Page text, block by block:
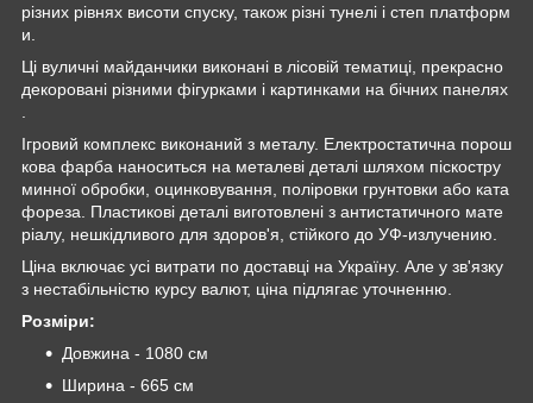
різних рівнях висоти спуску, також різні тунелі і степ платформ
и.
Ці вуличні майданчики виконані в лісовій тематиці, прекрасно
декоровані різними фігурками і картинками на бічних панелях
Ігровий комплекс виконаний з металу. Електростатична порош
кова фарба наноситься на металеві деталі шляхом піскостру
минної обробки, оцинковування, поліровки грунтовки або ката
фореза. Пластикові деталі виготовлені з антистатичного мате
ріалу, нешкідливого для здоров'я, стійкого до УФ-излучению.
Ціна включає усі витрати по доставці на Україну. Але у зв'язку
з нестабільністю курсу валют, ціна підлягає уточненню.
Розміри:
Довжина - 1080 см
Ширина - 665 см